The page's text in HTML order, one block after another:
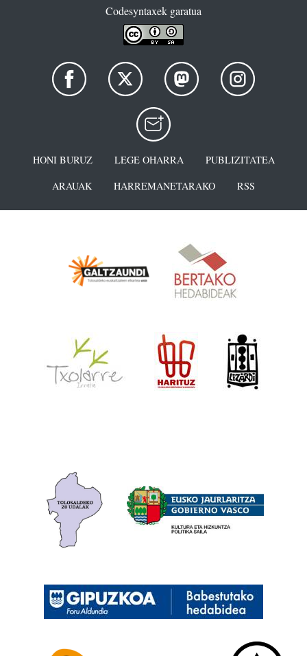
Codesyntaxek garatua
HONI BURUZ LEGE OHARRA
PUBLIZITATEA
ARAUAK
HARREMANETARAKO RSS